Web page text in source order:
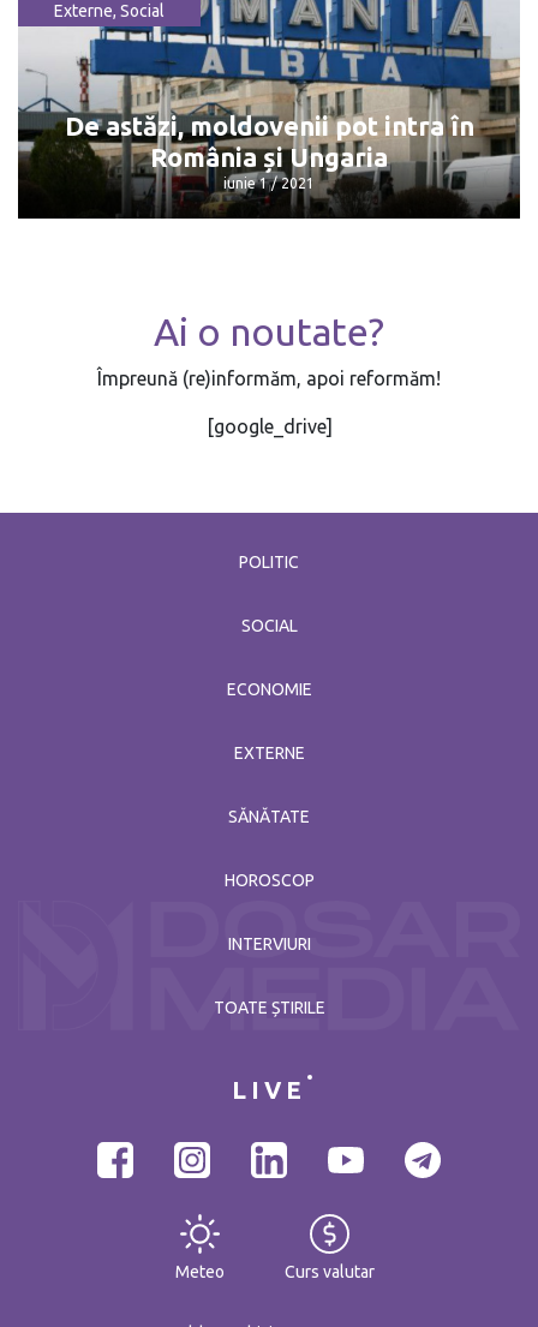
Plăcuțele de înmatriculare pentru
autoturisme, mai scumpe
iunie 1 / 2021
Externe, Social
De astăzi, moldovenii pot intra în
România și Ungaria
iunie 1 / 2021
De astăzi, moldovenii pot intra în
România și Ungaria
iunie 1 / 2021
Ai o noutate?
Împreună (re)informăm, apoi reformăm!
[google_drive]
POLITIC
SOCIAL
ECONOMIE
EXTERNE
SĂNĂTATE
HOROSCOP
INTERVIURI
TOATE ȘTIRILE
LIVE
Meteo Curs valutar